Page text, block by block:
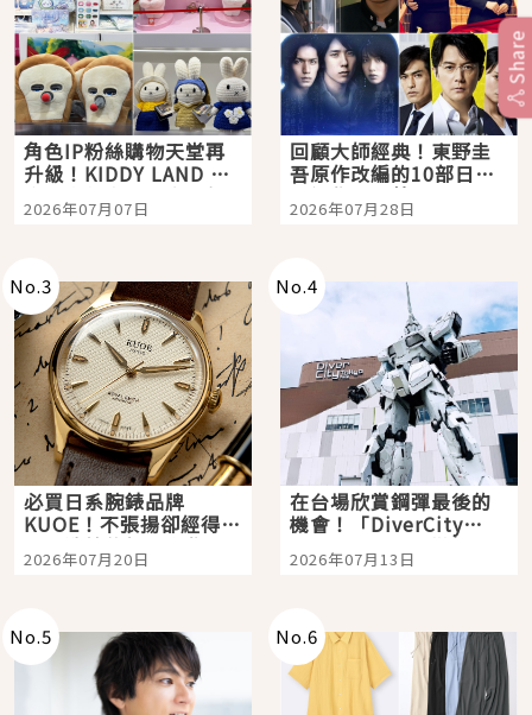
角色IP粉絲購物天堂再
升級！KIDDY LAND 原
宿店吉伊卡哇迎客，新
開幕 OMOKADO 店3分
2026年07月07日
回顧大師經典！東野圭
吾原作改編的10部日本
影視作品推薦
2026年07月28日
No.3
必買日系腕錶品牌
KUOE！不張揚卻經得起
時間洗鍊的經典之作五
選
2026年07月20日
No.4
在台場欣賞鋼彈最後的
機會！「DiverCity
Tokyo Plaza」搭船、
購物、美食及夜景，一
2026年07月13日
No.5 No.6
Share